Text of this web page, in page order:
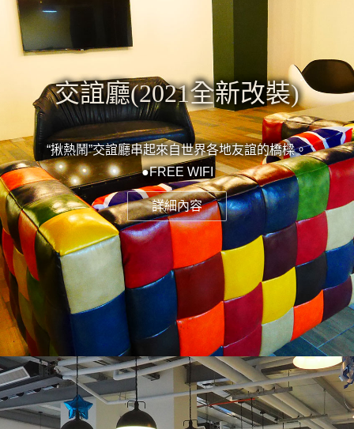
交誼廳(2021全新改裝)
“揪熱鬧”交誼廳串起來自世界各地友誼的橋樑。
●FREE WIFI
詳細內容